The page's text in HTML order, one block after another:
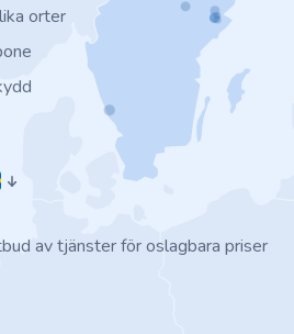
orter
av tjänster för oslagbara priser